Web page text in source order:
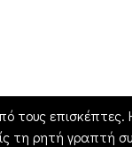
τους επισκέπτες.
τη ρητή γραπτή